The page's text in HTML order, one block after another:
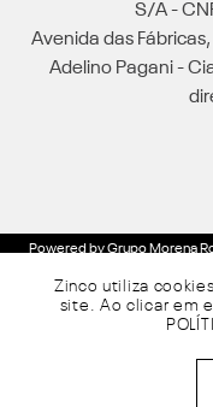
Zinco utiliza
site. Ao clicar em
S/A -
Avenida das
Adelino Pagani -
Powered by Grupo Morena